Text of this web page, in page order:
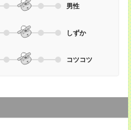
男性
しずか
コツコツ